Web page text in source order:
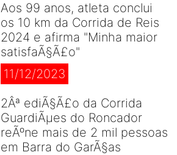
Aos 99 anos, atleta conclui
os 10 km da Corrida de Reis
2024 e afirma "Minha maior
satisfaÃ§Ã£o"
11/12/2023
2Âª ediÃ§Ã£o da Corrida
GuardiÃµes do Roncador
reÃºne mais de 2 mil pessoas
em Barra do GarÃ§as